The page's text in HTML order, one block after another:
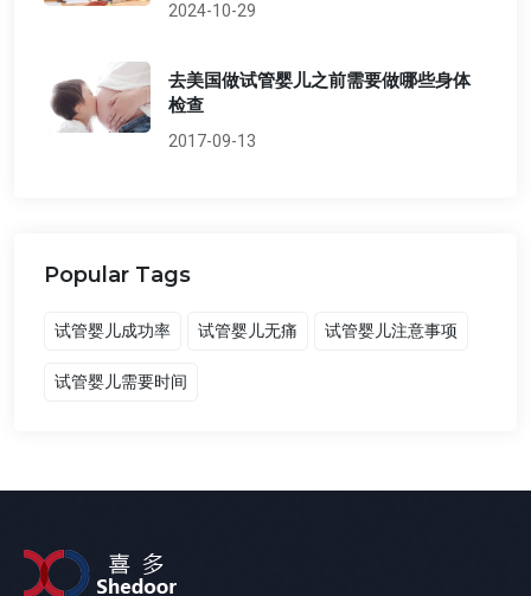
2024-10-29
去美国做试管婴儿之前需要做哪些身体
检查
2017-09-13
Popular Tags
试管婴儿成功率 试管婴儿无痛 试管婴儿注意事项
试管婴儿需要时间